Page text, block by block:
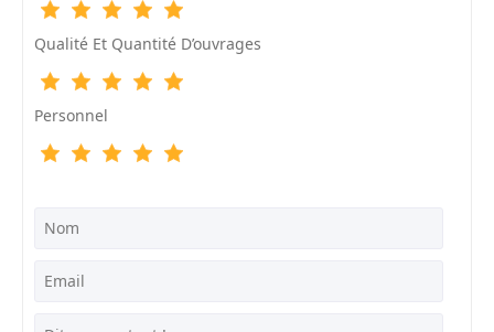
Qualité Et Quantité D’ouvrages
Personnel